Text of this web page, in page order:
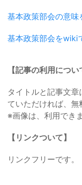
基本政策部会の意味
基本政策部会をwiki
【記事の利用につい
タイトルと記事文
ていただければ、無
※画像は、利用でき
【リンクついて】
リンクフリーです。